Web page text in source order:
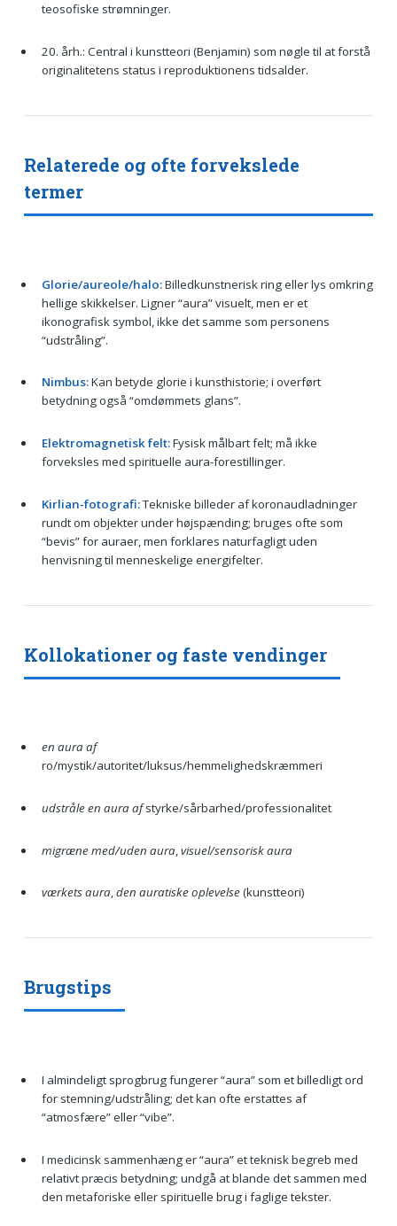
teosofiske strømninger.
20. årh.: Central i kunstteori (Benjamin) som nøgle til at forstå
originalitetens status i reproduktionens tidsalder.
Relaterede og ofte forvekslede
termer
Glorie/aureole/halo:Billedkunstnerisk ring eller lys omkring
hellige skikkelser. Ligner “aura” visuelt, men er et
ikonografisk symbol, ikke det samme som personens
“udstråling”.
Nimbus:Kan betyde glorie i kunsthistorie; i overført
betydning også “omdømmets glans”.
Elektromagnetisk felt:Fysisk målbart felt; må ikke
forveksles med spirituelle aura-forestillinger.
Kirlian-fotografi:Tekniske billeder af koronaudladninger
rundt om objekter under højspænding; bruges ofte som
“bevis” for auraer, men forklares naturfagligt uden
henvisning til menneskelige energifelter.
Kollokationer og faste vendinger
en aura af
ro/mystik/autoritet/luksus/hemmelighedskræmmeri
udstråle en aura afstyrke/sårbarhed/professionalitet
migræne med/uden aura, visuel/sensorisk aura
værkets aura,den auratiske oplevelse(kunstteori)
Brugstips
I almindeligt sprogbrug fungerer “aura” som et billedligt ord
for stemning/udstråling; det kan ofte erstattes af
“atmosfære” eller “vibe”.
I medicinsk sammenhæng er “aura” et teknisk begreb med
relativt præcis betydning; undgå at blande det sammen med
den metaforiske eller spirituelle brug i faglige tekster.